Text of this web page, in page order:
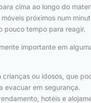
cima ao longo do
próximos num
pouco tempo para reagir.
importante em
crianças ou idosos, que
evacuar em segurança.
hotéis e